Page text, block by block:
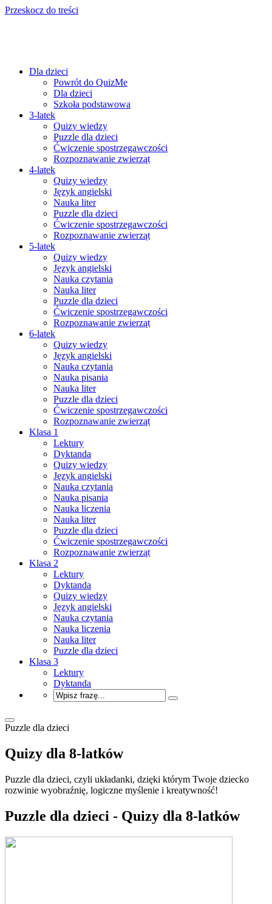
Przeskocz do treści
Dla dzieci
Powrót do QuizMe
Dla dzieci
Szkoła podstawowa
3-latek
Quizy wiedzy
Puzzle dla dzieci
Ćwiczenie spostrzegawczości
Rozpoznawanie zwierząt
4-latek
Quizy wiedzy
Język angielski
Nauka liter
Puzzle dla dzieci
Ćwiczenie spostrzegawczości
Rozpoznawanie zwierząt
5-latek
Quizy wiedzy
Język angielski
Nauka czytania
Nauka liter
Puzzle dla dzieci
Ćwiczenie spostrzegawczości
Rozpoznawanie zwierząt
6-latek
Quizy wiedzy
Język angielski
Nauka czytania
Nauka pisania
Nauka liter
Puzzle dla dzieci
Ćwiczenie spostrzegawczości
Rozpoznawanie zwierząt
Klasa 1
Lektury
Dyktanda
Quizy wiedzy
Język angielski
Nauka czytania
Nauka pisania
Nauka liczenia
Nauka liter
Puzzle dla dzieci
Ćwiczenie spostrzegawczości
Rozpoznawanie zwierząt
Klasa 2
Lektury
Dyktanda
Quizy wiedzy
Język angielski
Nauka czytania
Nauka liczenia
Nauka liter
Puzzle dla dzieci
Klasa 3
Lektury
Dyktanda
Puzzle dla dzieci
Quizy dla 8-latków
Puzzle dla dzieci, czyli układanki, dzięki którym Twoje dziecko
rozwinie wyobraźnię, logiczne myślenie i kreatywność!
Puzzle dla dzieci - Quizy dla 8-latków